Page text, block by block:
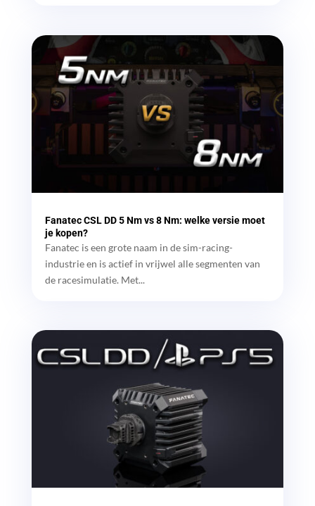
Fanatec CSL DD 5 Nm vs 8 Nm: welke versie moet
je kopen?
Fanatec is een grote naam in de sim-racing-
industrie en is actief in vrijwel alle segmenten van
de racesimulatie. Met...